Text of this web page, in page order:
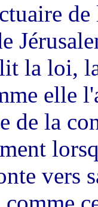
la loi,
elle
de la
vers